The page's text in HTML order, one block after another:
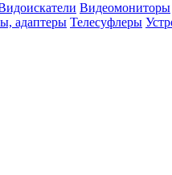
Видеомониторы
адаптеры Телесуфлеры